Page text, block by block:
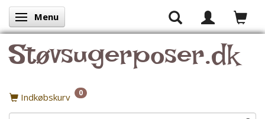
Skifte navigation
Menu
Støvsugerposer.dk
Indkøbskurv 0